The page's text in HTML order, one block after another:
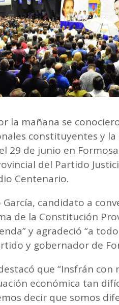
la mañana se
constituyentes y
29 de junio en
del Partido
Centenario.
García, candidato a
de la Constitución
y agradeció “a
y gobernador de
que “Insfrán
económica tan
decir que somos